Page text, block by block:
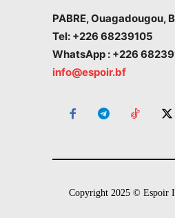
PABRE, Ouagadougou,
Tel: +226 68239105
WhatsApp : +226
info@espoir.bf
Copyright 2025 © Espoir